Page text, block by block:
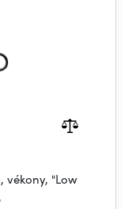
vékony, "Low